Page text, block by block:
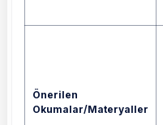
Önerilen
Okumalar/Materyaller